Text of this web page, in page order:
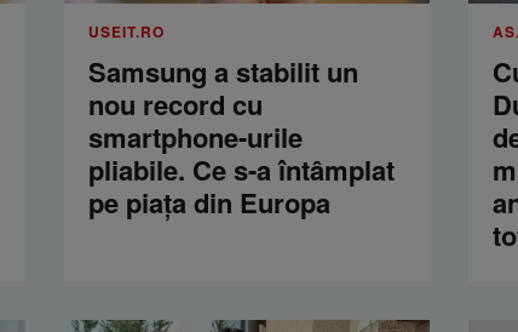
USEIT.RO
Samsung a stabilit un
nou record cu
smartphone-urile
pliabile. Ce s-a întâmplat
pe piața din Europa